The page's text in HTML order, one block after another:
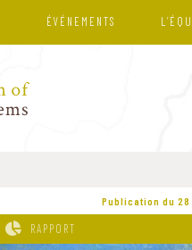
ÉVÉNEMENTS
Publication du
RAPPORT